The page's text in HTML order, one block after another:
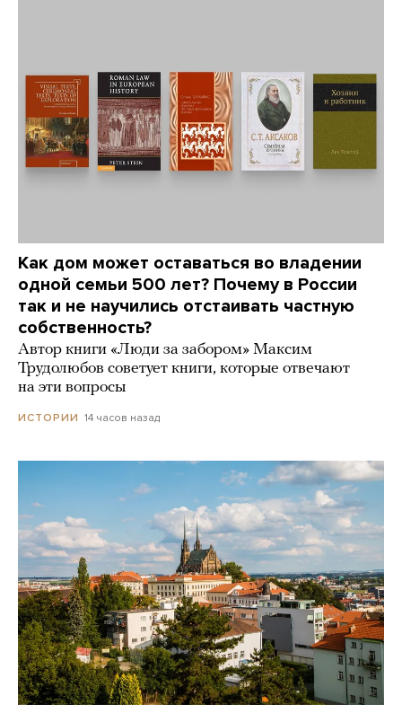
Как дом может оставаться во владении
одной семьи 500 лет? Почему в России
так и не научились отстаивать частную
собственность?
Автор книги «Люди за забором» Максим
Трудолюбов советует книги, которые отвечают
на эти вопросы
ИСТОРИИ 14 часов назад